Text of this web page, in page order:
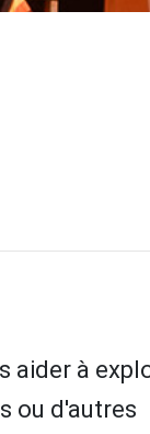
aider à
ou d'autres